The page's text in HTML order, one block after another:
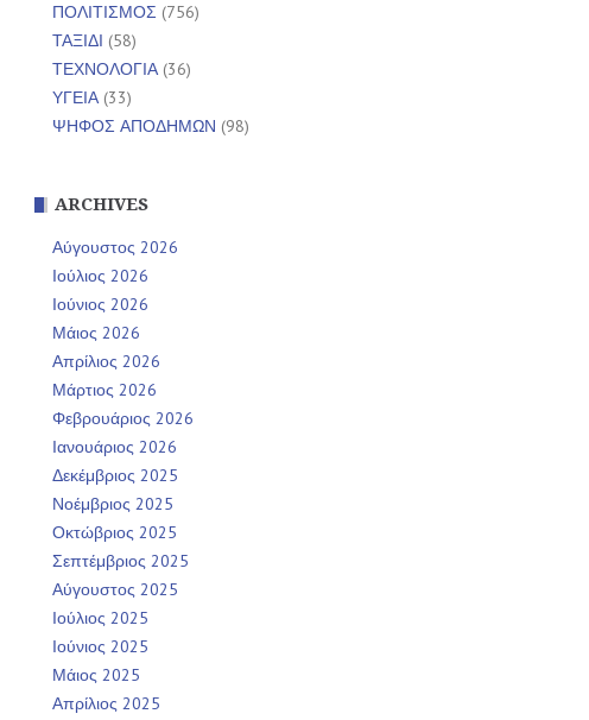
ΠΟΛΙΤΙΣΜΟΣ (756)
ΤΑΞΙΔΙ (58)
ΤΕΧΝΟΛΟΓΙΑ(36)
ΥΓΕΙΑ(33)
ΨΗΦΟΣ ΑΠΟΔΗΜΩΝ (98)
ARCHIVES
Αύγουστος 2026
Ιούλιος 2026
Ιούνιος 2026
Μάιος 2026
Απρίλιος 2026
Μάρτιος 2026
Φεβρουάριος 2026
Ιανουάριος 2026
Δεκέμβριος 2025
Νοέμβριος 2025
Οκτώβριος 2025
Σεπτέμβριος 2025
Αύγουστος 2025
Ιούλιος 2025
Ιούνιος 2025
Μάιος 2025
Απρίλιος 2025